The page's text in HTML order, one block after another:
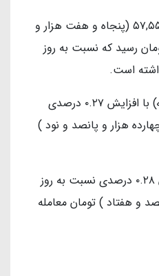
یورو در بازار آزاد، امروز به ۵۷,۵۵۸ (پنجاه و هفت هزار و
رسید که نسبت به روز
همچنین درهم امارات (حواله) با افزایش ۰.۲۷ درصدی
به روز قبل ، ۱۴,۵۹۰ (چهارده هزار و پانصد و نود )
همچنین لیر ترکیه با افزایش ۰.۲۸ درصدی نسبت به روز
و هفتصد و هفتاد ) تومان معامله